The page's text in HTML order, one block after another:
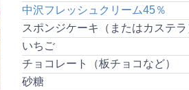
中沢フレッシュクリーム45％
スポンジケーキ（またはカステラ
いちご
チョコレート（板チョコなど）
砂糖